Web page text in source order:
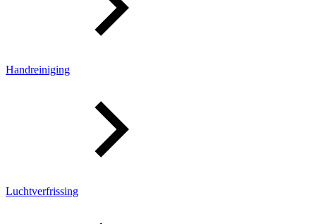
Handreiniging
Luchtverfrissing